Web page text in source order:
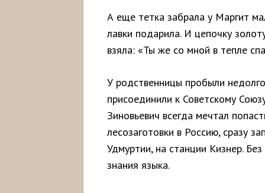
А еще тетка забрала у Маргит
лавки подарила. И цепочку
взяла: «Ты же со мной в тепле
У родственницы пробыли
присоединили к Советскому
Зиновьевич всегда мечтал
лесозаготовки в Россию, сразу
Удмуртии, на станции Кизнер.
знания языка.